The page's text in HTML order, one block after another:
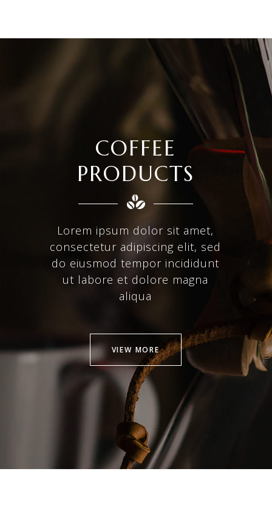
COFFEE
PRODUCTS
Lorem ipsum dolor sit amet,
consectetur adipiscing elit, sed
do eiusmod tempor incididunt
ut labore et dolore magna
aliqua
VIEW MORE